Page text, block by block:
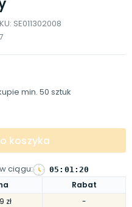
SE011302008
Rabat
zł
-
min. 50 sztuk
koszyka
ciągu: 05 : 01:19